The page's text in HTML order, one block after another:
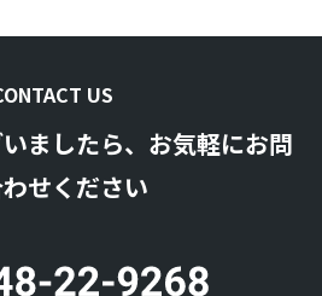
US
ましたら、お気軽にお問
せください